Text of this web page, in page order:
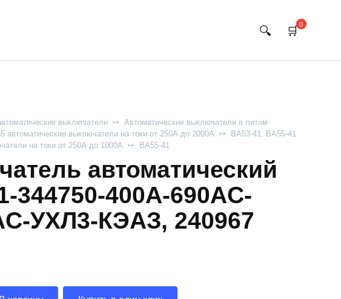
0
выключатели
Автоматические выключатели в литом
автоматические выключатели на токи от 250А до 2000А
ВА53-41, ВА55-41
на токи от 250А до 1000А
ВА55-41
автоматический
344750-400А-690AC-
УХЛ3-КЭАЗ, 240967